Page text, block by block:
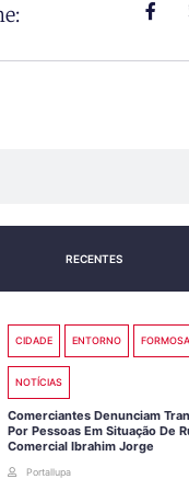
RECENTES
CIDADE ENTORNO FORMOSA
NOTÍCIAS
Comerciantes Denunciam
Por Pessoas Em Situação De
Comercial Ibrahim Jorge
Portallupa